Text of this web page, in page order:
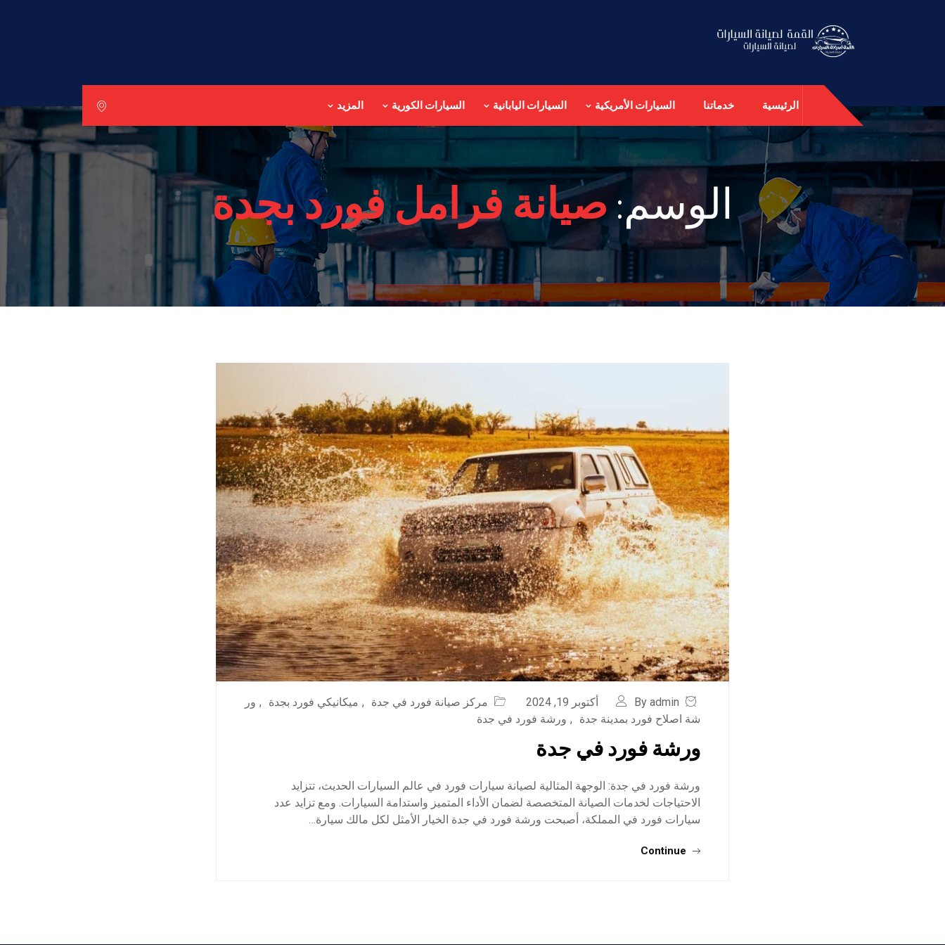
الرئيسية خدماتنا السيارات الأمريكية السيارات اليابانية السيارات الكورية المزيد
الوسم:صيانة فرامل فورد بجدة
By admin أكتوبر 19, 2024 مركز صيانة فورد في جدة , ميكانيكي فورد بجدة , ور
شة اصلاح فورد بمدينة جدة
, ورشة فورد في جدة
ورشة فورد في جدة
ورشة فورد في جدة: الوجهة المثالية لصيانة سيارات فورد في عالم السيارات الحديث، تتزايد
الاحتياجات لخدمات الصيانة المتخصصة لضمان الأداء المتميز واستدامة السيارات. ومع تزايد عدد
سيارات فورد في المملكة، أصبحت ورشة فورد في جدة الخيار الأمثل لكل مالك سيارة…
Continue